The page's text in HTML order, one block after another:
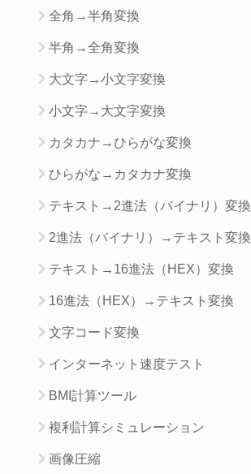
全角→半角変換
半角→全角変換
大文字→小文字変換
小文字→大文字変換
カタカナ→ひらがな変換
ひらがな→カタカナ変換
テキスト→2進法（バイナリ）変換
2進法（バイナリ）→テキスト変換
テキスト→16進法（HEX）変換
16進法（HEX）→テキスト変換
文字コード変換
インターネット速度テスト
BMI計算ツール
複利計算シミュレーション
画像圧縮